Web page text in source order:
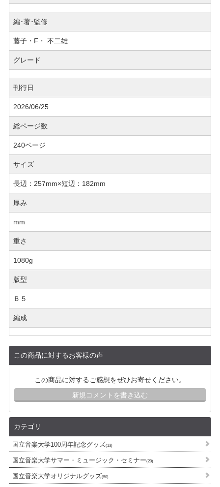
カテゴリ
国立音楽大学100周年記念グッズ(13)
国立音楽大学サマー・ミュージック・セミナー(20)
国立音楽大学オリジナルグッズ(50)
編･著･監修
藤子・F・ 不二雄
グレード
刊行日
2026/06/25
総ページ数
240ページ
サイズ
長辺：257mm×短辺：182mm
厚み
mm
重さ
1080g
版型
Ｂ５
編成
この商品に対するお客様の声
この商品に対するご感想をぜひお寄せください。
新規コメントを書き込む